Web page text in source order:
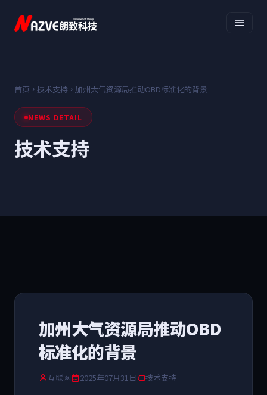
首页 技术支持 加州大气资源局推动OBD标准化的背景
NEWS DETAIL
技术支持
加州大气资源局推动OBD
标准化的背景
互联网 2025年07月31日 技术支持